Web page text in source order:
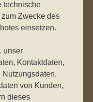
technische
Zwecke des
einsetzen.
unser
Kontaktdaten,
Nutzungsdaten,
von Kunden,
dieses